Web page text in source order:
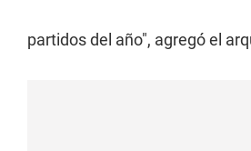
partidos del año", agregó el